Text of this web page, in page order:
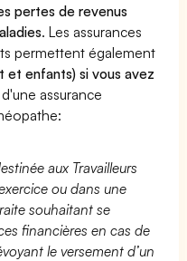
pertes de revenus
. Les assurances
permettent également
et enfants) si vous avez
assurance
aux Travailleurs
ou dans une
souhaitant se
financières en cas de
le versement d’un